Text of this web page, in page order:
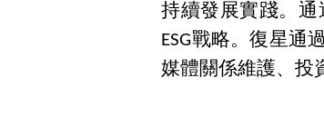
持續發展實踐。
ESG戰略。復星通
媒體關係維護、投